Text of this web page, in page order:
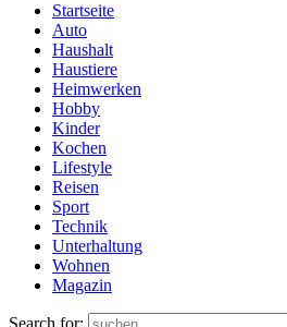
Startseite
Auto
Haushalt
Haustiere
Heimwerken
Hobby
Kinder
Kochen
Lifestyle
Reisen
Sport
Technik
Unterhaltung
Wohnen
Magazin